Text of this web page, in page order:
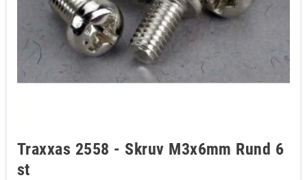
Traxxas 2558 - Skruv M3x6mm Rund 6
st